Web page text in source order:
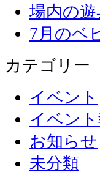
場内の
7月のベ
カテゴリー
イベント
イベン
お知らせ
未分類